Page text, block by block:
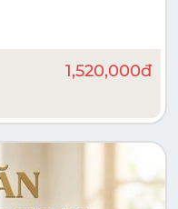
1,520,000đ